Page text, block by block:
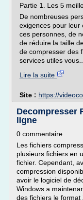
Partie 1. Les 5
De nombreuses
exigences pour leur
ces personnes, de
de réduire la taille
de compresser des
services utiles vous...
Lire la suite
Site : https://
Decompresser
ligne
0 commentaire
Les fichiers
plusieurs fichiers en
fichier. Cependant,
compression
avoir le logiciel de
Windows a
des fichiers le format